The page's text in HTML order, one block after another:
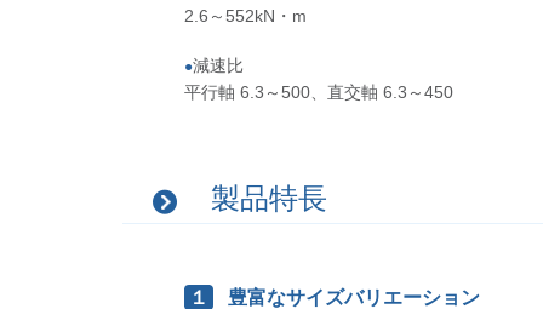
2.6～552kN・m
減速比
平行軸 6.3～500、直交軸 6.3～450
製品特長
１ 豊富なサイズバリエーション